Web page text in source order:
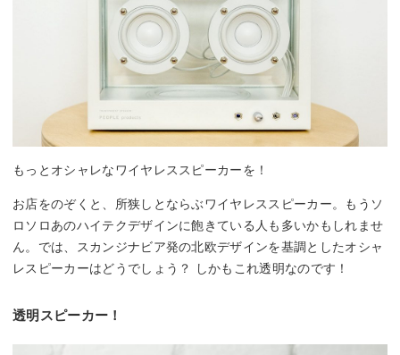
もっとオシャレなワイヤレススピーカーを！
お店をのぞくと、所狭しとならぶワイヤレススピーカー。もうソ
ロソロあのハイテクデザインに飽きている人も多いかもしれませ
ん。では、スカンジナビア発の北欧デザインを基調としたオシャ
レスピーカーはどうでしょう？ しかもこれ透明なのです！
透明スピーカー！